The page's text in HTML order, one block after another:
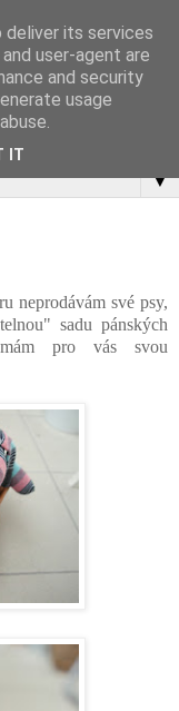
▼
neprodávám své psy,
sadu pánských
pro vás svou
its services
user-agent are
and security
usage
IT